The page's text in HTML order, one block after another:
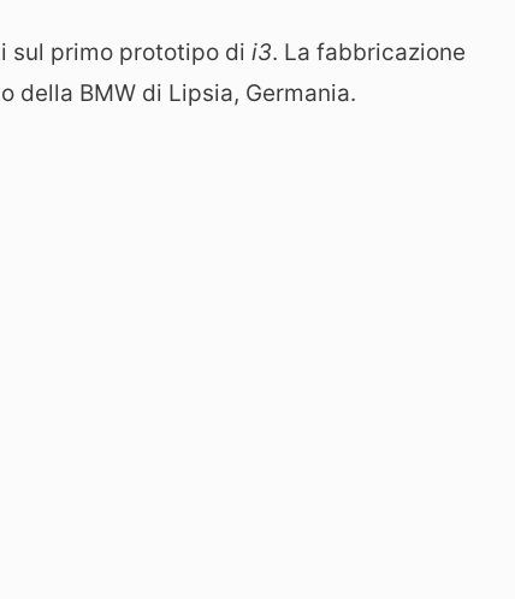
sul primo prototipo di i3. La fabbricazione
della BMW di Lipsia, Germania.